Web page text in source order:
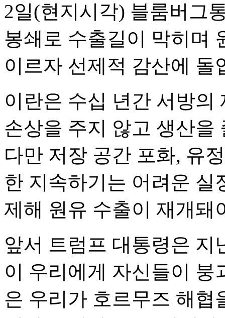
2일(현지시각) 블룸버그
봉쇄로 수출길이 막히며
이르자 선제적 감산에 돌
이란은 수십 년간 서방의
손상을 주지 않고 생산을
다만 저장 공간 포화, 유
한 지속하기는 어려운 실
제해 원유 수출이 재개돼
앞서 트럼프 대통령은 지
이 우리에게 자신들이
은 우리가 호르무즈 해협